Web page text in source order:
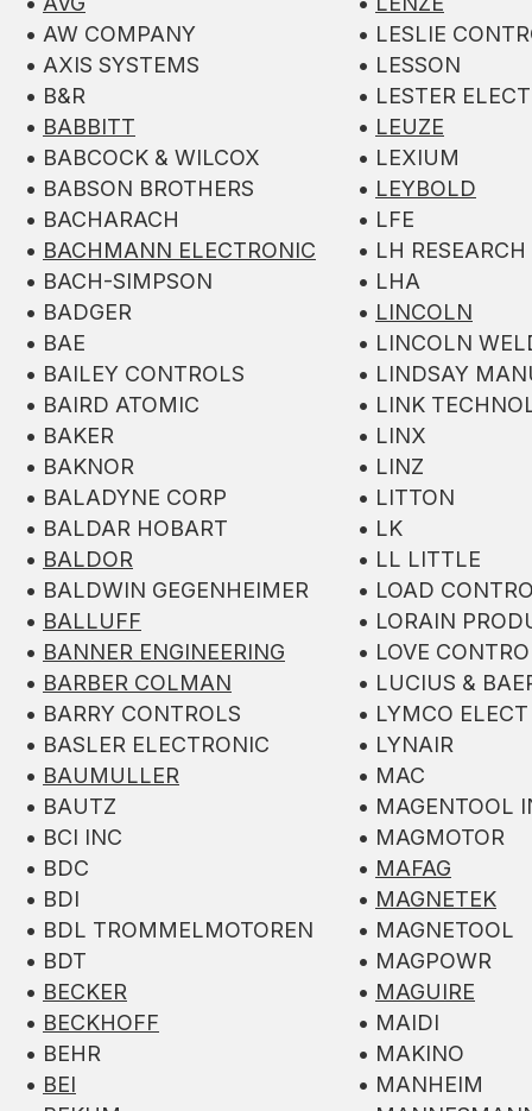
• AW COMPANY
• AXIS SYSTEMS
• B&R
• BABBITT
• BABCOCK & WILCOX
• BABSON BROTHERS
• BACHARACH
• BACHMANN ELECTRONIC
• BACH-SIMPSON
• BADGER
• BAE
• BAILEY CONTROLS
• BAIRD ATOMIC
• BAKER
• BAKNOR
• BALADYNE CORP
• BALDAR HOBART
• BALDOR
• BALDWIN GEGENHEIMER
• BALLUFF
• BANNER ENGINEERING
• BARBER COLMAN
• BARRY CONTROLS
• BASLER ELECTRONIC
• BAUMULLER
• BAUTZ
• BCI INC
• BDC
• BDI
• BDL TROMMELMOTOREN
• BDT
• BECKER
• BECKHOFF
• BEHR
• BEI
• LESLIE
• LESSON
• LESTER
• LEUZE
• LEXIUM
• LEYBOLD
• LFE
• LH RESEARCH
• LHA
• LINCOLN
• LINCOLN
• LINDSAY
• LINK
• LINX
• LINZ
• LITTON
• LK
• LL LITTLE
• LOAD
• LORAIN
• LOVE
• LUCIUS &
• LYMCO ELECT
• LYNAIR
• MAC
• MAGENTOOL
• MAGMOTOR
• MAFAG
• MAGNETEK
• MAGNETOOL
• MAGPOWR
• MAGUIRE
• MAIDI
• MAKINO
• MANHEIM